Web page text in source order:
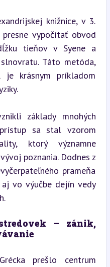
knižnice, v 3.
vypočítať obvod
tieňov v Syene a
Táto metóda,
je krásnym príkladom
základy mnohých
sa stal vzorom
ktorý významne
poznania. Dodnes z
prameňa
vo výučbe dejín vedy
– zánik,
prešlo centrum